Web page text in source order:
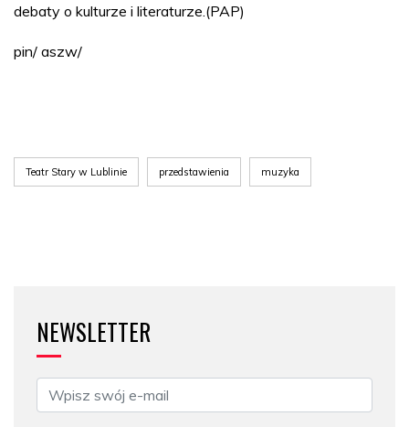
debaty o kulturze i literaturze.(PAP)
pin/ aszw/
Teatr Stary w Lublinie przedstawienia muzyka
NEWSLETTER